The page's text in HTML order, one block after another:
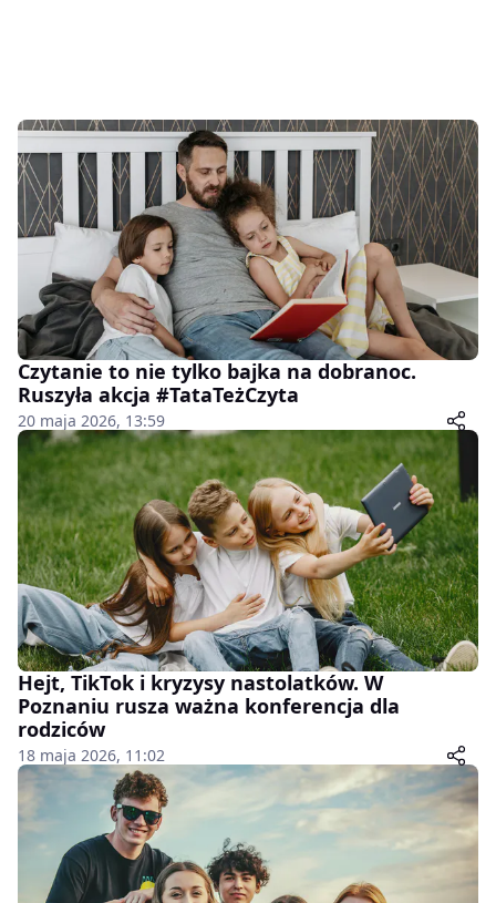
Czytanie to nie tylko bajka na dobranoc.
Ruszyła akcja #TataTeżCzyta
20 maja 2026, 13:59
Hejt, TikTok i kryzysy nastolatków. W
Poznaniu rusza ważna konferencja dla
rodziców
18 maja 2026, 11:02